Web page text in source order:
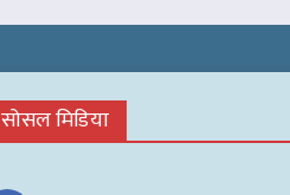
सोसल मिडिया